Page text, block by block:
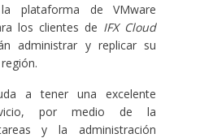
plataforma de VMware
los clientes de IFX Cloud
administrar y replicar su
a tener una excelente
por medio de la
y la administración